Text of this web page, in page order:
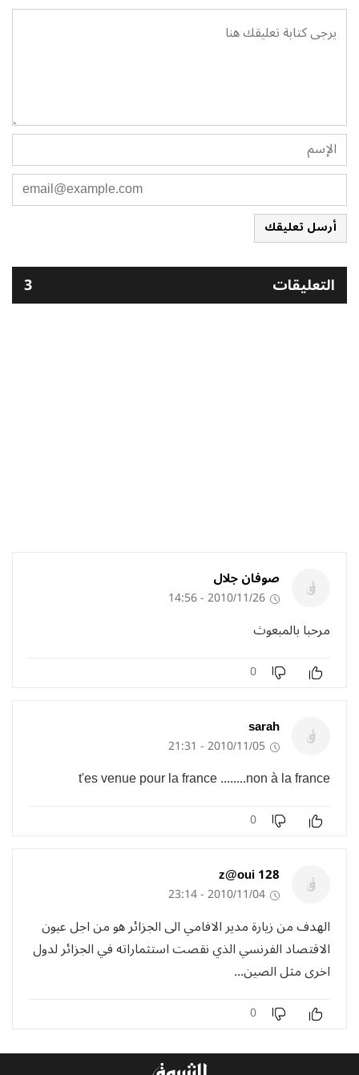
أرسل تعليقك
التعليقات 3
صوفان جلال
2010/11/26 - 14:56
مرحبا بالمبعوث
0
sarah
2010/11/05 - 21:31
t'es venue pour la france ........non à la france
0
z@oui 128
2010/11/04 - 23:14
الهدف من زيارة مدير الافامي الى الجزائر هو من اجل عيون
الاقتصاد الفرنسي الذي نقصت استثماراته في الجزائر لدول
اخرى مثل الصين...
0